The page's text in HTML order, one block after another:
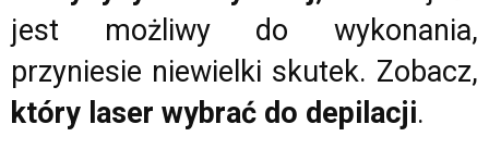
jest możliwy do wykonania,
przyniesie niewielki skutek. Zobacz,
który laser wybrać do depilacji.